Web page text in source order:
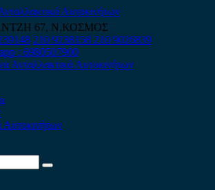
67, Ν.ΚΟΣΜΟΣ
210 9238158 210 9026839
: 6980507900
Αυτοκινήτων